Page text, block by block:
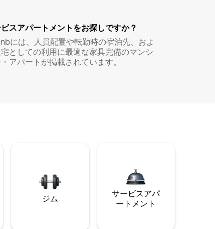
スアパートメントをお探しですか？
には、人員配置や転勤時の宿泊先、およ
としての利用に最適な家具完備のマンシ
・アパートが掲載されています。
ジム
サービスアパ
ートメント